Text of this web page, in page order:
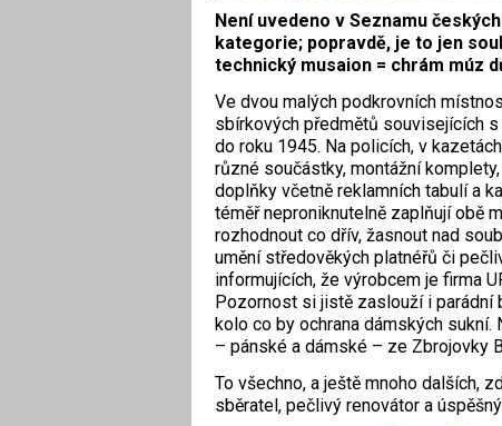
Není uvedeno v Seznamu
kategorie; popravdě, je to jen
technický musaion = chrám múz
Ve dvou malých podkrovních
sbírkových předmětů souvisejících
do roku 1945. Na policích, v
různé součástky, montážní
doplňky včetně reklamních tabulí a
téměř neproniknutelně zaplňují obě
rozhodnout co dřív, žasnout nad
umění středověkých platnéřů či
informujících, že výrobcem je firma
Pozornost si jistě zaslouží i parádní
kolo co by ochrana dámských
– pánské a dámské – ze Zbrojovky
To všechno, a ještě mnoho dalších,
sběratel, pečlivý renovátor a